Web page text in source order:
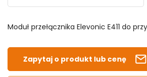
Moduł przełącznika Elevonic E411 do
Zapytaj o produkt lub cenę